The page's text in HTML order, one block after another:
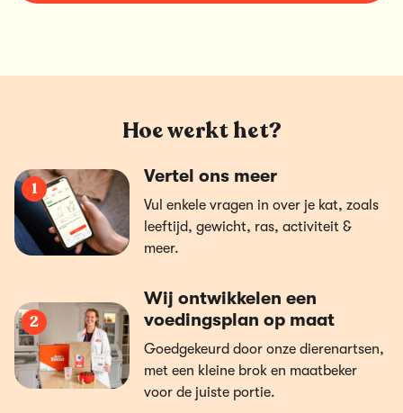
Hoe werkt het?
1
Vertel ons meer
Vul enkele vragen in over je kat, zoals
leeftijd, gewicht, ras, activiteit &
meer.
2
Wij ontwikkelen een
voedingsplan op maat
Goedgekeurd door onze dierenartsen,
met een kleine brok en maatbeker
voor de juiste portie.